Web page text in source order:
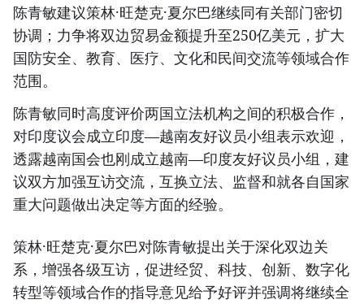
陈青敏建议策林·旺楚克·夏尔巴继续同有关部门密切
协调；力争将双边贸易金额提升至250亿美元，扩大
国防安全、教育、医疗、文化和民间交流等领域合作
范围。
陈青敏同时高度评价两国立法机构之间的积极合作，
对印度议会成立印度—越南友好议员小组表示欢迎，
透露越南国会也刚成立越南—印度友好议员小组，建
议双方加强互访交流，互换立法、监督和就各自国家
重大问题做出决定等方面的经验。
策林·旺楚克·夏尔巴对陈青敏提出关于深化双边关
系，增强各级互访，促进经贸、科技、创新、数字化
转型等领域合作的指导意见给予好评并强调将继续全